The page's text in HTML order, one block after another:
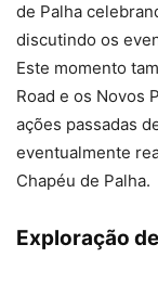
de Palha
discutindo os
Este momento
Road e os Novos
ações passadas
eventualmente
Chapéu de Palha.
Exploração